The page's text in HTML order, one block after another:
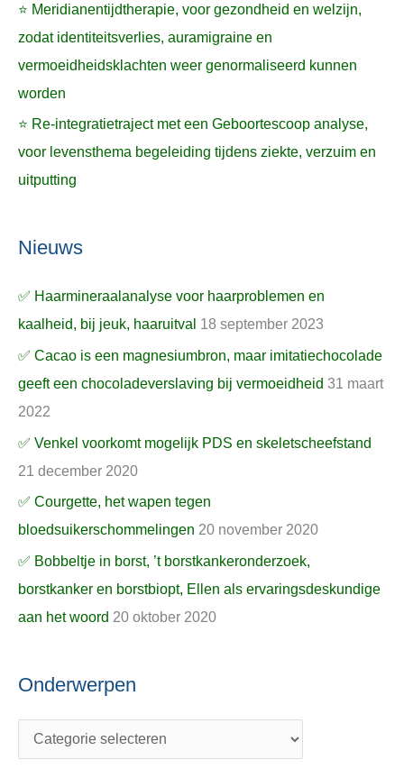
⭐ Meridianentijdtherapie, voor gezondheid en welzijn,
zodat identiteitsverlies, auramigraine en
vermoeidheidsklachten weer genormaliseerd kunnen
worden
⭐ Re-integratietraject met een Geboortescoop analyse,
voor levensthema begeleiding tijdens ziekte, verzuim en
uitputting
Nieuws
✅ Haarmineraalanalyse voor haarproblemen en
kaalheid, bij jeuk, haaruitval 18 september 2023
✅ Cacao is een magnesiumbron, maar imitatiechocolade
geeft een chocoladeverslaving bij vermoeidheid 31 maart
2022
✅ Venkel voorkomt mogelijk PDS en skeletscheefstand
21 december 2020
✅ Courgette, het wapen tegen
bloedsuikerschommelingen 20 november 2020
✅ Bobbeltje in borst, ’t borstkankeronderzoek,
borstkanker en borstbiopt, Ellen als ervaringsdeskundige
aan het woord 20 oktober 2020
Onderwerpen